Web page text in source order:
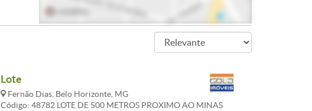
Lote
Fernão Dias, Belo Horizonte, MG
Código: 48782 LOTE DE 500 METROS PROXIMO AO MINAS